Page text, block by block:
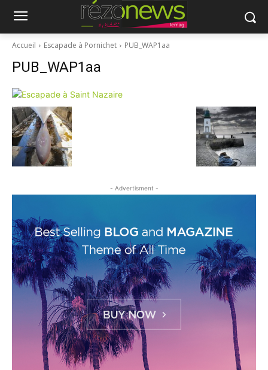
Accueil Escapade à Pornichet PUB_WAP1aa
PUB_WAP1aa
- Advertisment -